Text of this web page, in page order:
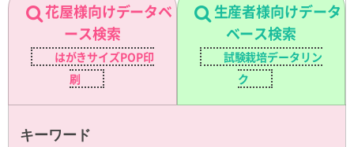
花屋様向けデータベ
ース検索
はがきサイズPOP印
刷
生産者様向けデータ
ベース検索
試験栽培データリン
ク
キーワード